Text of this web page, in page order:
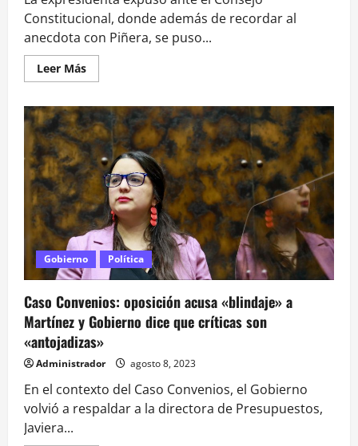
Constitucional, donde además de recordar al
anecdota con Piñera, se puso...
Leer MásLeer
más
«Le
dije
que
no»:
Bachelet
revela
llamado
Piñera
para
retomar
su
proceso
constituyente
tras
18/O
Gobierno Política
Caso Convenios: oposición acusa «blindaje» a
Martínez y Gobierno dice que críticas son
«antojadizas»
Administrador agosto 8, 2023
En el contexto del Caso Convenios, el Gobierno
volvió a respaldar a la directora de Presupuestos,
Javiera...